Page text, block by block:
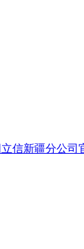
立信新疆分公司